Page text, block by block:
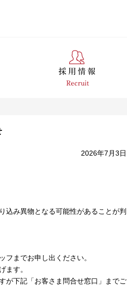
2026年7月3日
込み異物となる可能性があることが判
までお申し出ください。
ます。
が下記「お客さま問合せ窓口」までご